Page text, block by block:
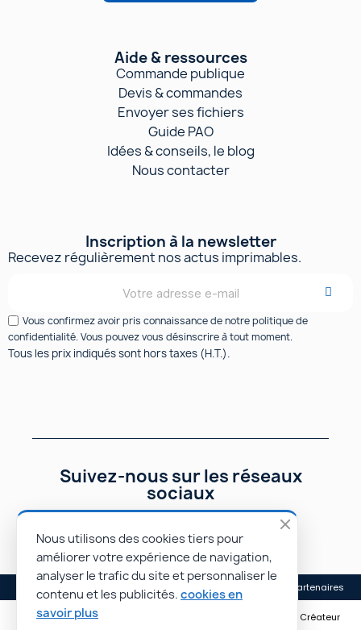
Aide & ressources
Commande publique
Devis & commandes
Envoyer ses fichiers
Guide PAO
Idées & conseils, le blog
Nous contacter
Inscription à la newsletter
Recevez régulièrement nos actus imprimables.
Vous confirmez avoir pris connaissance de notre politique de
confidentialité. Vous pouvez vous désinscrire à tout moment.
Tous les prix indiqués sont hors taxes (H.T.).
Suivez-nous sur les réseaux
sociaux
Mentions légales Conditions générales de vente Nos partenaires
© Rapidoprinting.fr 2026 | Site réalisé par Monsieur PIERROT • Créateur
Nous utilisons des cookies tiers pour
améliorer votre expérience de navigation,
analyser le trafic du site et personnaliser le
contenu et les publicités. cookies en
savoir plus